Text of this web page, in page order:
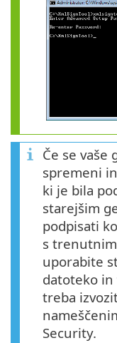
Če se vaše
spremeni
ki je bila
starejšim
podpisati
s
uporabite
datoteko in
treba
Security.